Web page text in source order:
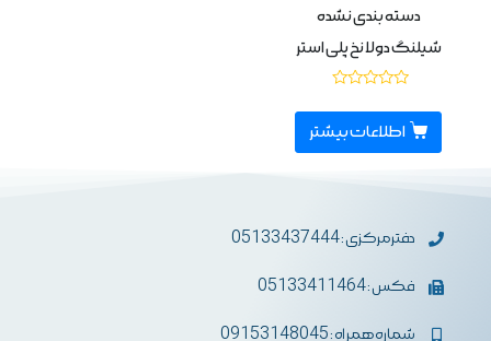
دسته بندی نشده
شیلنگ دولا نخ پلی استر
0
از
5اطلاعات بیشتر
دفترمرکزی : 05133437444
فکس : 05133411464
شماره همراه : 09153148045